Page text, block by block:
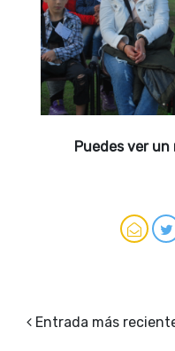
Puedes ver
Entrada más